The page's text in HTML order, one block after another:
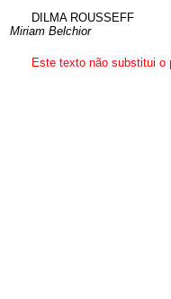
DILMA ROUSSEFF
Miriam Belchior
Este texto não substitui o